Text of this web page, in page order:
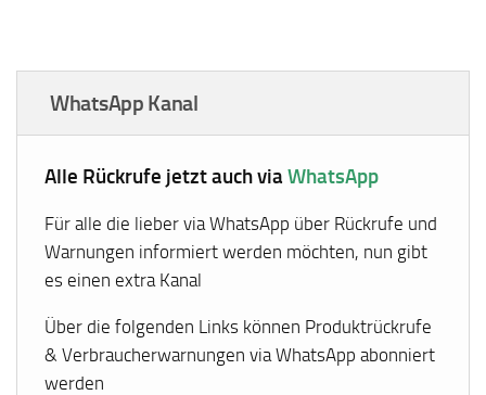
WhatsApp Kanal
Alle Rückrufe jetzt auch viaWhatsApp
Für alle die lieber via WhatsApp über Rückrufe und
Warnungen informiert werden möchten, nun gibt
es einen extra Kanal
Über die folgenden Links können Produktrückrufe
& Verbraucherwarnungen via WhatsApp abonniert
werden